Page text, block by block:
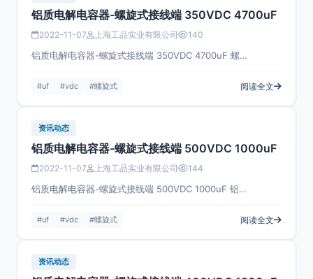
铝质电解电容器-螺旋式接线端 350VDC 4700uF
2022-11-07 上海工品实业有限公司 140
铝质电解电容器-螺旋式接线端 350VDC 4700uF 螺…
#uf #vdc #螺旋式 阅读全文
资讯动态
铝质电解电容器-螺旋式接线端 500VDC 1000uF
2022-11-07 上海工品实业有限公司 144
铝质电解电容器-螺旋式接线端 500VDC 1000uF 铝…
#uf #vdc #螺旋式 阅读全文
资讯动态